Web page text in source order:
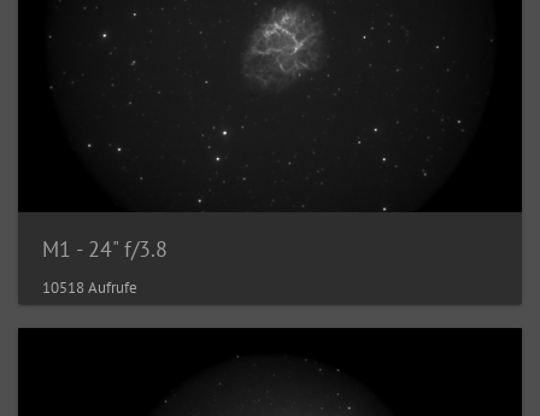
M1 - 24" f/3.8
10518 Aufrufe